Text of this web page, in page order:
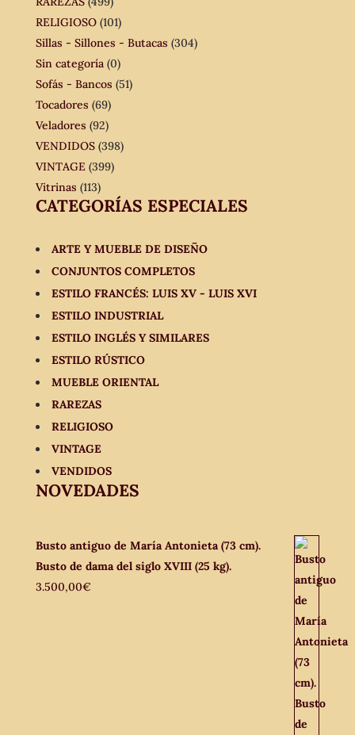
RELIGIOSO (101)
Sillas - Sillones - Butacas (304)
Sin categoría (0)
Sofás - Bancos (51)
Tocadores (69)
Veladores (92)
VENDIDOS (398)
VINTAGE (399)
Vitrinas (113)
CATEGORÍAS ESPECIALES
ARTE Y MUEBLE DE DISEÑO
CONJUNTOS COMPLETOS
ESTILO FRANCÉS: LUIS XV - LUIS XVI
ESTILO INDUSTRIAL
ESTILO INGLÉS Y SIMILARES
ESTILO RÚSTICO
MUEBLE ORIENTAL
RAREZAS
RELIGIOSO
VINTAGE
VENDIDOS
NOVEDADES
Busto antiguo de María Antonieta (73 cm).
Busto de dama del siglo XVIII (25 kg).
3.500,00€